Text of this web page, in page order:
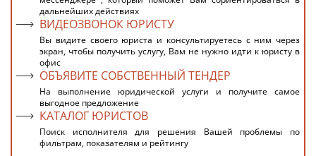
дальнейших действиях
ВИДЕОЗВОНОК ЮРИСТУ
Вы видите своего юриста и консультируетесь с ним через
экран, чтобы получить услугу, Вам не нужно идти к юристу в
офис
ОБЪЯВИТЕ СОБСТВЕННЫЙ ТЕНДЕР
На выполнение юридической услуги и получите самое
выгодное предложение
КАТАЛОГ ЮРИСТОВ
Поиск исполнителя для решения Вашей проблемы по
фильтрам, показателям и рейтингу